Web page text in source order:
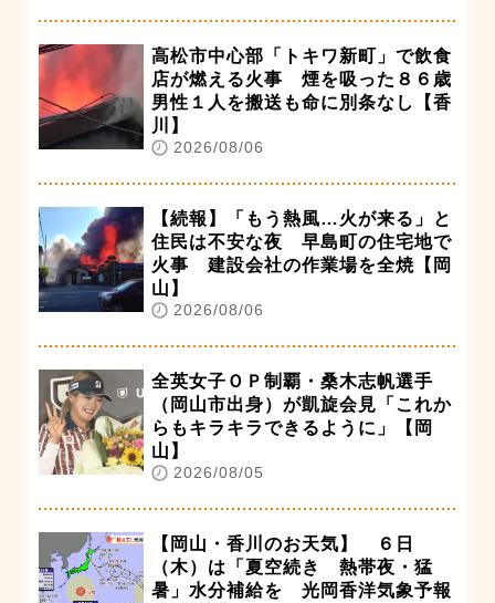
高松市中心部「トキワ新町」で飲食
店が燃える火事 煙を吸った８６歳
男性１人を搬送も命に別条なし【香
川】
2026/08/06
【続報】「もう熱風…火が来る」と
住民は不安な夜 早島町の住宅地で
火事 建設会社の作業場を全焼【岡
山】
2026/08/06
全英女子ＯＰ制覇・桑木志帆選手
（岡山市出身）が凱旋会見「これか
らもキラキラできるように」【岡
山】
2026/08/05
【岡山・香川のお天気】 ６日
（木）は「夏空続き 熱帯夜・猛
暑」水分補給を 光岡香洋気象予報